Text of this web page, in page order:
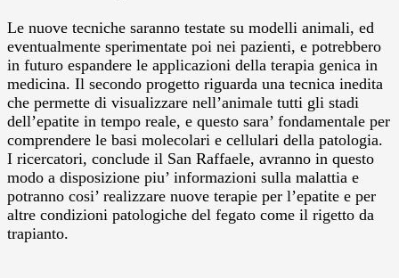
Le nuove tecniche saranno testate su modelli animali, ed
eventualmente sperimentate poi nei pazienti, e potrebbero
in futuro espandere le applicazioni della terapia genica in
medicina. Il secondo progetto riguarda una tecnica inedita
che permette di visualizzare nell’animale tutti gli stadi
dell’epatite in tempo reale, e questo sara’ fondamentale per
comprendere le basi molecolari e cellulari della patologia.
I ricercatori, conclude il San Raffaele, avranno in questo
modo a disposizione piu’ informazioni sulla malattia e
potranno cosi’ realizzare nuove terapie per l’epatite e per
altre condizioni patologiche del fegato come il rigetto da
trapianto.